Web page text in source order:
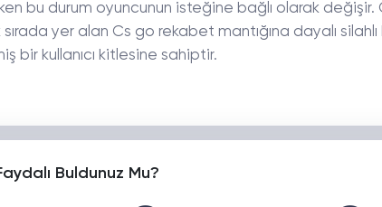
bu durum oyuncunun isteğine bağlı olarak değişir.
yer alan Cs go rekabet mantığına dayalı silahlı
bir kullanıcı kitlesine sahiptir.
Faydalı Buldunuz Mu?